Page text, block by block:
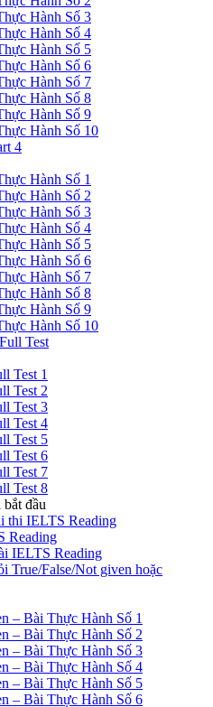
Hành Số 3
Hành Số 4
Hành Số 5
Hành Số 6
Hành Số 7
Hành Số 8
Hành Số 9
Hành Số 10
4
Hành Số 1
Hành Số 2
Hành Số 3
Hành Số 4
Hành Số 5
Hành Số 6
Hành Số 7
Hành Số 8
Hành Số 9
Hành Số 10
Test
Test 1
Test 2
Test 3
Test 4
Test 5
Test 6
Test 7
Test 8
đầu
thi IELTS Reading
Reading
IELTS Reading
True/False/Not given hoặc
– Bài Thực Hành Số 1
– Bài Thực Hành Số 2
– Bài Thực Hành Số 3
– Bài Thực Hành Số 4
– Bài Thực Hành Số 5
– Bài Thực Hành Số 6